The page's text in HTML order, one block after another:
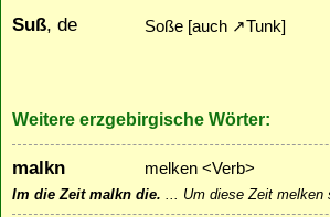
Suß, de Soße [auch ↗Tunk]
Weitere erzgebirgische Wörter:
malkn melken <Verb>
Im die Zeit malkn die. ... Um diese Zeit melken